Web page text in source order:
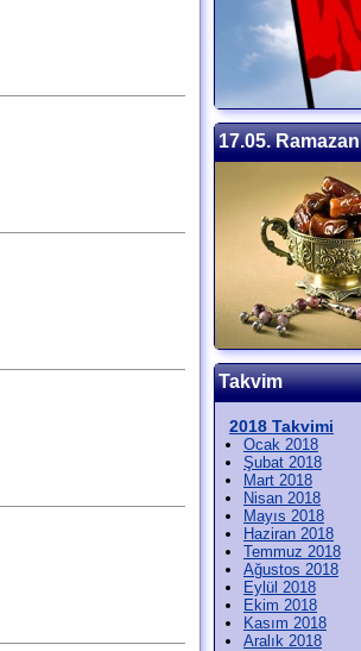
17.05. Ramazan
Takvim
2018 Takvimi
Ocak 2018
Şubat 2018
Mart 2018
Nisan 2018
Mayıs 2018
Haziran 2018
Temmuz 2018
Ağustos 2018
Eylül 2018
Ekim 2018
Kasım 2018
Aralık 2018